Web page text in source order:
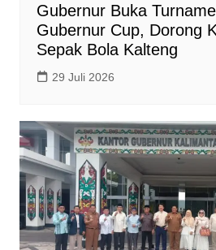
Gubernur Buka
Gubernur Cup, Dorong
Sepak Bola Kalteng
29 Juli 2026